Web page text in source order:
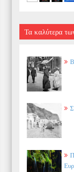
Τα καλύτερα